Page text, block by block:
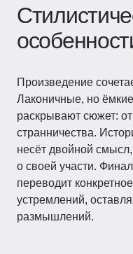
Произведение
Лаконичные, но
раскрывают сюжет:
странничества.
несёт двойной
о своей участи.
переводит
устремлений,
размышлений.